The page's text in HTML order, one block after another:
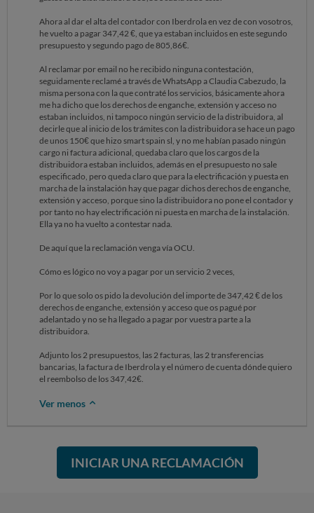
Ahora al dar el alta del contador con Iberdrola en vez de con vosotros,
he vuelto a pagar 347,42 €, que ya estaban incluidos en este segundo
presupuesto y segundo pago de 805,86€.
Al reclamar por email no he recibido ninguna contestación,
seguidamente reclamé a través de WhatsApp a Claudia Cabezudo, la
misma persona con la que contraté los servicios, básicamente ahora
me ha dicho que los derechos de enganche, extensión y acceso no
estaban incluidos, ni tampoco ningún servicio de la distribuidora, al
decirle que al inicio de los trámites con la distribuidora se hace un pago
de unos 150€ que hizo smart spain sl, y no me habían pasado ningún
cargo ni factura adicional, quedaba claro que los cargos de la
distribuidora estaban incluidos, además en el presupuesto no sale
especificado, pero queda claro que para la electrificación y puesta en
marcha de la instalación hay que pagar dichos derechos de enganche,
extensión y acceso, porque sino la distribuidora no pone el contador y
por tanto no hay electrificación ni puesta en marcha de la instalación.
Ella ya no ha vuelto a contestar nada.
De aquí que la reclamación venga vía OCU.
Cómo es lógico no voy a pagar por un servicio 2 veces,
Por lo que solo os pido la devolución del importe de 347,42 € de los
derechos de enganche, extensión y acceso que os pagué por
adelantado y no se ha llegado a pagar por vuestra parte a la
distribuidora.
Adjunto los 2 presupuestos, las 2 facturas, las 2 transferencias
bancarias, la factura de Iberdrola y el número de cuenta dónde quiero
el reembolso de los 347,42€.
Ver menos
INICIAR UNA RECLAMACIÓN